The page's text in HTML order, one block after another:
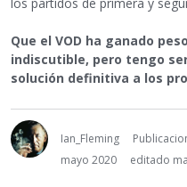
Que el VOD ha ganado
indiscutible, pero tengo
solución definitiva a los
Ian_Fleming
mayo 2020
editado